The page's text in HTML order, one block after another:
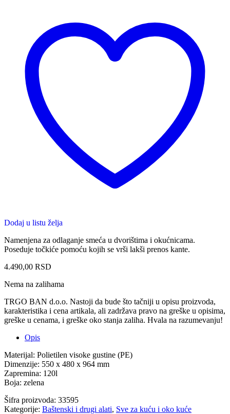
Dodaj u listu želja
Namenjena za odlaganje smeća u dvorištima i okućnicama.
Poseduje točkiće pomoću kojih se vrši lakši prenos kante.
4.490,00 RSD
Nema na zalihama
TRGO BAN d.o.o. Nastoji da bude što tačniji u opisu proizvoda,
karakteristika i cena artikala, ali zadržava pravo na greške u opisima,
greške u cenama, i greške oko stanja zaliha. Hvala na razumevanju!
Opis
Materijal: Polietilen visoke gustine (PE)
Dimenzije: 550 x 480 x 964 mm
Zapremina: 120l
Boja: zelena
Šifra proizvoda: 33595
Kategorije: Baštenski i drugi alati, Sve za kuću i oko kuće